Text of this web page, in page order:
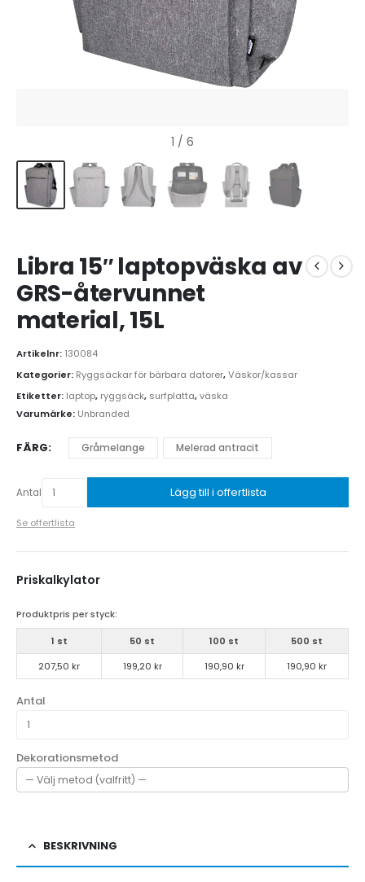
1 / 6
Libra 15″ laptopväska av
GRS-återvunnet
material, 15L
Artikelnr: 130084
Kategorier: Ryggsäckar för bärbara datorer,Väskor/kassar
Etiketter: laptop, ryggsäck, surfplatta,väska
Varumärke: Unbranded
FÄRG Gråmelange Melerad antracit
Antal Lägg till i offertlista
Se offertlista
Priskalkylator
Produktpris per styck:
1 st 50 st 100 st
500 st
207,50 kr
199,20 kr 190,90 kr 190,90 kr
Antal
Dekorationsmetod
BESKRIVNING